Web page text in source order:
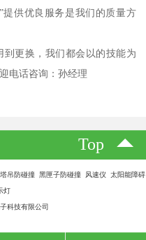
供优良服务是我们的质量方
到更换，我们都会以的技能为
电话咨询：孙经理
Top
吊防碰撞 黑匣子防碰撞 风速仪 太阳能障碍
灯
科技有限公司